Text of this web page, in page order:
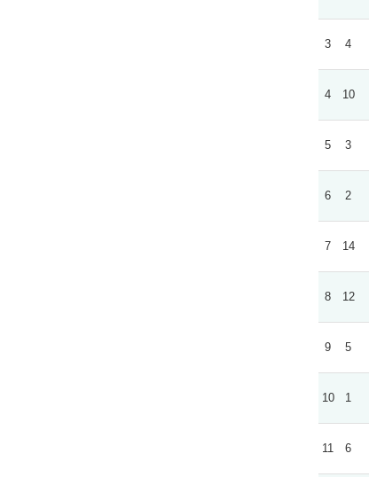
3 4
4 10
5 3
6 2
7 14
8 12
9 5
10 1
11 6